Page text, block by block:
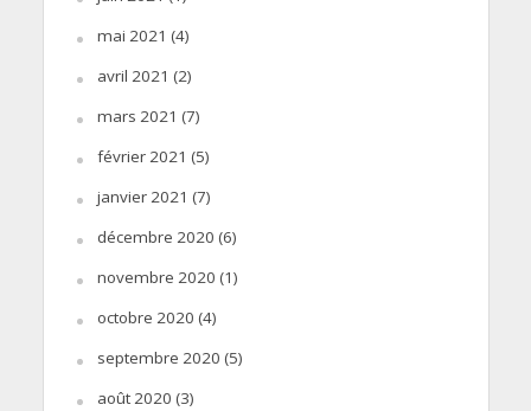
mai 2021 (4)
avril 2021 (2)
mars 2021 (7)
février 2021 (5)
janvier 2021 (7)
décembre 2020 (6)
novembre 2020 (1)
octobre 2020 (4)
septembre 2020 (5)
août 2020 (3)